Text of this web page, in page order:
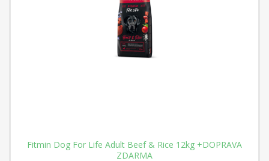
Fitmin Dog For Life Adult Beef & Rice 12kg +DOPRAVA
ZDARMA